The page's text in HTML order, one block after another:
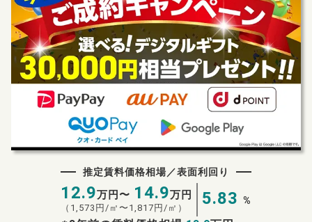
推定賃料価格相場／表面利回り
12.9万円〜 14.9万円
（ 1,573 円/㎡〜 1,817 円/㎡） 5.83 %